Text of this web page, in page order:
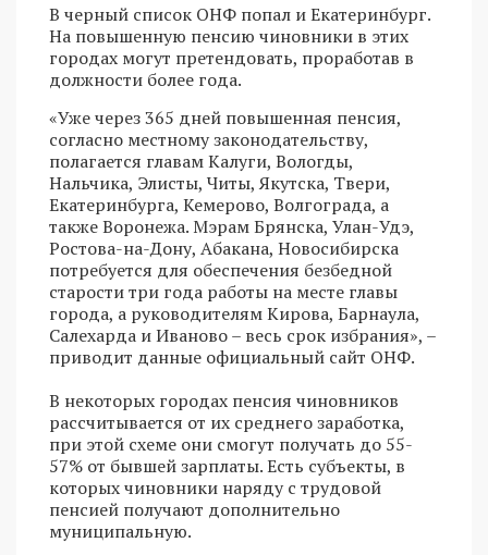
В черный список ОНФ попал и Екатеринбург.
На повышенную пенсию чиновники в этих
городах могут претендовать, проработав в
должности более года.
«Уже через 365 дней повышенная пенсия,
согласно местному законодательству,
полагается главам Калуги, Вологды,
Нальчика, Элисты, Читы, Якутска, Твери,
Екатеринбурга, Кемерово, Волгограда, а
также Воронежа. Мэрам Брянска, Улан-Удэ,
Ростова-на-Дону, Абакана, Новосибирска
потребуется для обеспечения безбедной
старости три года работы на месте главы
города, а руководителям Кирова, Барнаула,
Салехарда и Иваново – весь срок избрания», –
приводит данные официальный сайт ОНФ.
В некоторых городах пенсия чиновников
рассчитывается от их среднего заработка,
при этой схеме они смогут получать до 55-
57% от бывшей зарплаты. Есть субъекты, в
которых чиновники наряду с трудовой
пенсией получают дополнительно
муниципальную.